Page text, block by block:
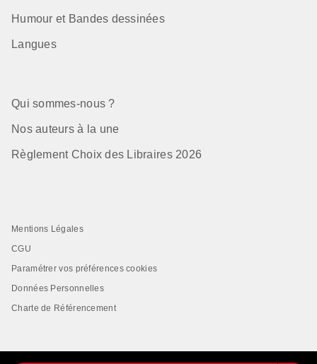
Humour et Bandes dessinées
Langues
Qui sommes-nous ?
Nos auteurs à la une
Règlement Choix des Libraires 2026
Mentions Légales
CGU
Paramétrer vos préférences cookies
Données Personnelles
Charte de Référencement